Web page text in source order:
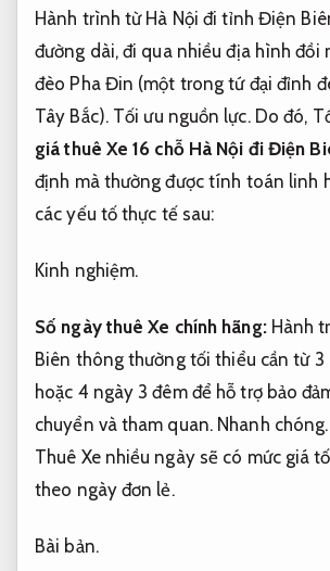
Hành trình từ Hà Nội đi tỉnh Điện
đường dài, đi qua nhiều địa hình đồi
đèo Pha Đin (một trong tứ đại đỉnh
Tây Bắc). Tối ưu nguồn lực.Do đó,
giá thuê Xe 16 chỗ Hà Nội đi Điện
định mà thường được tính toán linh
các yếu tố thực tế sau:
Kinh nghiệm.
Số ngày thuê Xe chính hãng:Hành
Biên thông thường tối thiểu cần từ 3
hoặc 4 ngày 3 đêm để hỗ trợ bảo
chuyển và tham quan. Nhanh chóng.
Thuê Xe nhiều ngày sẽ có mức giá
theo ngày đơn lẻ.
Bài bản.